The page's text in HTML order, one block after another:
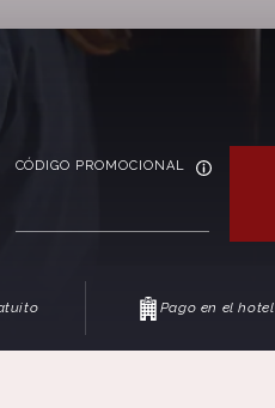
CÓDIGO PROMOCIONAL
Pago en el hotel